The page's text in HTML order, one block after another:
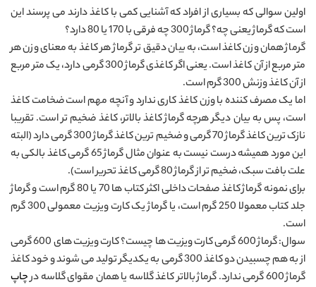
اولین سوالی که بسیاری از افراد که آشنایی کمی با کاغذ دارند می پرسند این
است که گرماژ یعنی چه؟ گرماژ 300 چه فرقی با 170 یا 80 دارد؟
گرماژ همان وزن کاغذ است، به بیان دقیق تر گرماژ هر کاغذ به معنای وزن هر
متر مربع از آن کاغذ است. یعنی اگر کاغذی گرماژ 300 گرمی دارد، یک متر مربع
از آن کاغذ وزنش 300 گرم است.
اما یک مصرف کننده با وزن کاغذ کاری ندارد و آنچه مهم است ضخامت کاغذ
است، پس به بیان دیگر هرچه گرماژ کاغذ بالاتر، کاغذ ضخیم تر است. تقریبا
نازک ترین کاغذ گرماژ 70 گرمی و ضخیم ترین کاغذ گرماژ 300 گرمی دارد (البته
این مورد همیشه درست نیست به عنوان مثال گرماژ 65 گرمی کاغذ بالکی به
علت بافت سبک، ضخیم تر از گرماژ 80 گرمی کاغذ تحریر است).
برای نمونه گرماژ کاغذ صفحات داخلی اکثر کتاب ها 70 یا 80 گرم است و گرماژ
جلد کتاب معمولا 250 گرم است، یا گرماژ یک کارت ویزیت معمولی 300 گرم
است.
سوال: گرماژ 600 گرمی کارت ویزیت ها چیست؟ کارت ویزیت های 600 گرمی
از به هم چسبیدن دو کاغذ 300 گرمی به یکدیگر تولید می شوند و خود کاغذ
گرماژ 600 گرمی ندارد. گرماژ بالاتر کاغذ گلاسه یا همان مقوای گلاسه در
چاپ